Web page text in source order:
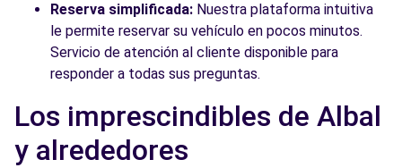
Reserva simplificada: Nuestra plataforma intuitiva
le permite reservar su vehículo en pocos minutos.
Servicio de atención al cliente disponible para
responder a todas sus preguntas.
Los imprescindibles de Albal
y alrededores